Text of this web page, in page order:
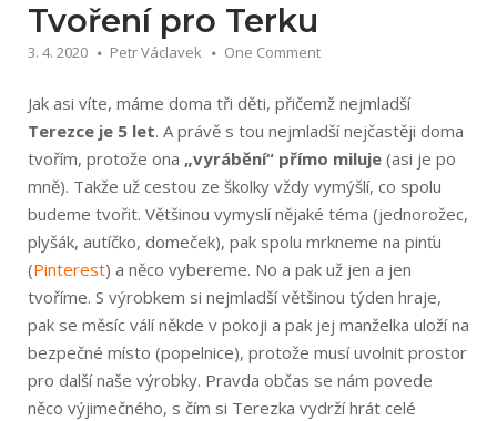
Tvoření pro Terku
3. 4. 2020 Petr Václavek One Comment
Jak asi víte, máme doma tři děti, přičemž nejmladší
Terezce je 5 let. A právě s tou nejmladší nejčastěji doma
tvořím, protože ona „vyrábění“ přímo miluje (asi je po
mně). Takže už cestou ze školky vždy vymýšlí, co spolu
budeme tvořit. Většinou vymyslí nějaké téma (jednorožec,
plyšák, autíčko, domeček), pak spolu mrkneme na pinťu
(Pinterest) a něco vybereme. No a pak už jen a jen
tvoříme. S výrobkem si nejmladší většinou týden hraje,
pak se měsíc válí někde v pokoji a pak jej manželka uloží na
bezpečné místo (popelnice), protože musí uvolnit prostor
pro další naše výrobky. Pravda občas se nám povede
něco výjimečného, s čím si Terezka vydrží hrát celé